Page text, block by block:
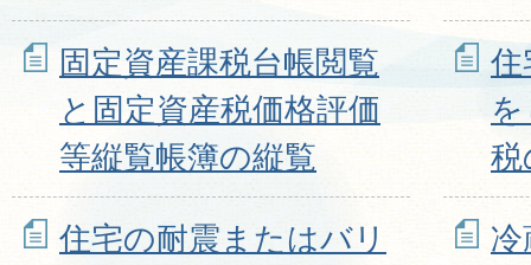
固定資産課税台帳閲覧
と固定資産税価格評価
等縦覧帳簿の縦覧
住
税
住宅の耐震またはバリ
冷